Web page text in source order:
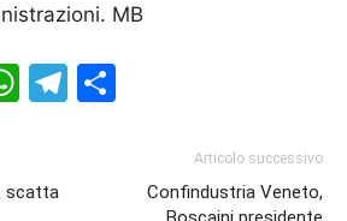
MB
WhatsApp
Telegram
scatta
Articolo successivo
Confindustria Veneto,